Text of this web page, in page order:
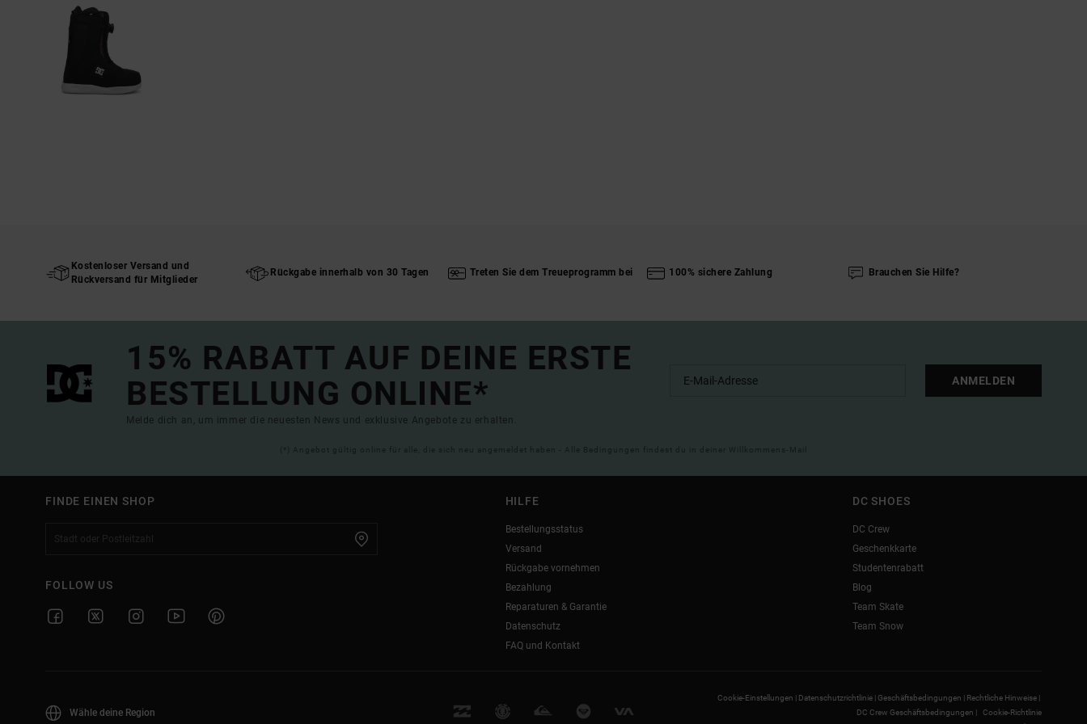
Kostenloser Versand und
Rückversand für Mitglieder
Rückgabe innerhalb von 30 Tagen Treten Sie dem Treueprogramm bei 100% sichere Zahlung Brauchen Sie Hilfe?
15% RABATT AUF DEINE ERSTE
BESTELLUNG ONLINE*
Melde dich an, um immer die neuesten News und exklusive Angebote zu erhalten.
ANMELDEN
(*) Angebot gültig online für alle, die sich neu angemeldet haben - Alle Bedingungen findest du in deiner Willkommens-Mail
FINDE EINEN SHOP
FOLLOW US
HILFE
Bestellungsstatus
Versand
Rückgabe vornehmen
Bezahlung
Reparaturen & Garantie
Datenschutz
FAQ und Kontakt
DC SHOES
DC Crew
Geschenkkarte
Studentenrabatt
Blog
Team Skate
Team Snow
Wähle deine Region
Cookie-Einstellungen | Datenschutzrichtlinie |Geschäftsbedingungen | Rechtliche Hinweise |
DC Crew Geschäftsbedingungen |
Cookie-Richtlinie